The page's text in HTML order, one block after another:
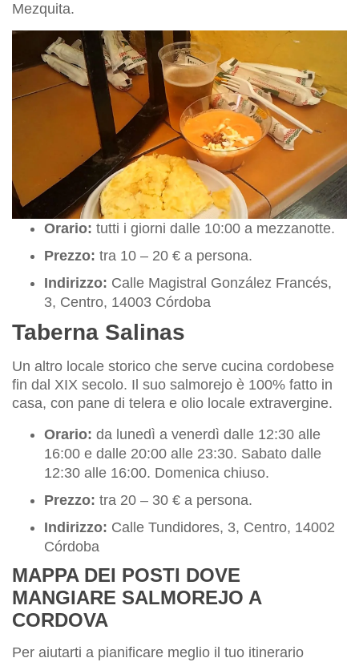
Mezquita.
Orario: tutti i giorni dalle 10:00 a mezzanotte.
Prezzo: tra 10 – 20 € a persona.
Indirizzo: Calle Magistral González Francés,
3, Centro, 14003 Córdoba
Taberna Salinas
Un altro locale storico che serve cucina cordobese
fin dal XIX secolo. Il suo salmorejo è 100% fatto in
casa, con pane di telera e olio locale extravergine.
Orario: da lunedì a venerdì dalle 12:30 alle
16:00 e dalle 20:00 alle 23:30. Sabato dalle
12:30 alle 16:00. Domenica chiuso.
Prezzo: tra 20 – 30 € a persona.
Indirizzo: Calle Tundidores, 3, Centro, 14002
Córdoba
MAPPA DEI POSTI DOVE
MANGIARE SALMOREJO A
CORDOVA
Per aiutarti a pianificare meglio il tuo itinerario